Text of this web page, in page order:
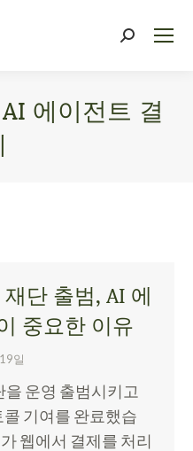
AI 에이전트 결
단 출범, AI 에
중요한 이유
일
운영 출범시키고
기여를 완료했습
웹에서 결제를 처리